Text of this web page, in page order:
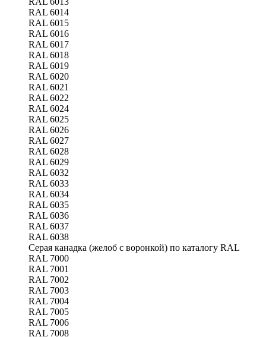
RAL 6014
RAL 6015
RAL 6016
RAL 6017
RAL 6018
RAL 6019
RAL 6020
RAL 6021
RAL 6022
RAL 6024
RAL 6025
RAL 6026
RAL 6027
RAL 6028
RAL 6029
RAL 6032
RAL 6033
RAL 6034
RAL 6035
RAL 6036
RAL 6037
RAL 6038
Серая канадка (желоб с воронкой) по каталогу RAL
RAL 7000
RAL 7001
RAL 7002
RAL 7003
RAL 7004
RAL 7005
RAL 7006
RAL 7008